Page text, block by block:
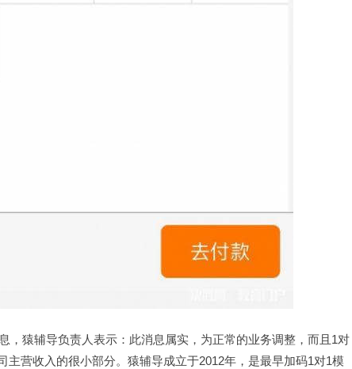
，猿辅导负责人表示：此消息属实，为正常的业务调整，而且1对
营收入的很小部分。猿辅导成立于2012年，是最早加码1对1模